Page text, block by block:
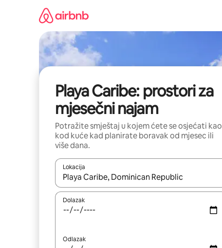
Playa Caribe: prostori za
mjesečni najam
Potražite smještaj u kojem ćete se osjećati kao
kod kuće kad planirate boravak od mjesec ili
više dana.
Lokacija
Kada budu dostupni rezultati, moći ćete ih
Dolazak
Odlazak